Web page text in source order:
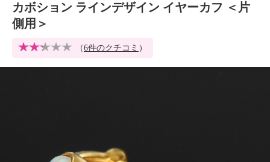
カボション ラインデザイン イヤーカフ ＜片
側用＞
（6件のクチコミ ）